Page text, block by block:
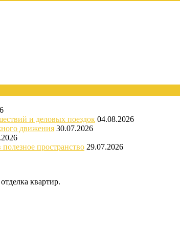
и деловых поездок 04.08.2026
движения 30.07.2026
пространство 29.07.2026
квартир.